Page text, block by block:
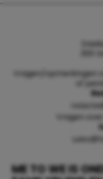
ME TO WE IS
3511
Vragen/opmerkingen
of
Vragen